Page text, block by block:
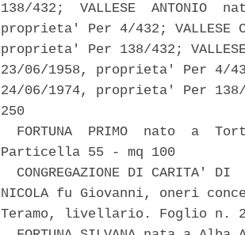
138/432;  VALLESE
proprieta' Per 4/432;
proprieta' Per 138/432;
23/06/1958, proprieta' Per 4/
24/06/1974, proprieta' Per
250
FORTUNA  PRIMO  nato  a
Particella 55 - mq 100
CONGREGAZIONE DI CARITA' DI
NICOLA fu Giovanni, oneri
Teramo, livellario. Foglio n.